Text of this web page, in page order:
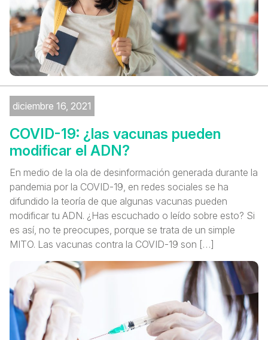
diciembre 16, 2021
COVID-19: ¿las vacunas pueden
modificar el ADN?
En medio de la ola de desinformación generada durante la
pandemia por la COVID-19, en redes sociales se ha
difundido la teoría de que algunas vacunas pueden
modificar tu ADN. ¿Has escuchado o leído sobre esto? Si
es así, no te preocupes, porque se trata de un simple
MITO. Las vacunas contra la COVID-19 son […]